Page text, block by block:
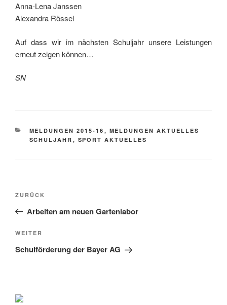
Anna-Lena Janssen
Alexandra Rössel
Auf dass wir im nächsten Schuljahr unsere Leistungen
erneut zeigen können…
SN
KATEGORIEN
MELDUNGEN 2015-16 , MELDUNGEN AKTUELLES
SCHULJAHR , SPORT AKTUELLES
Beitragsnavigation
Vorheriger
Beitrag
ZURÜCK
Arbeiten am neuen Gartenlabor
Nächster
Beitrag
WEITER
Schulförderung der Bayer AG